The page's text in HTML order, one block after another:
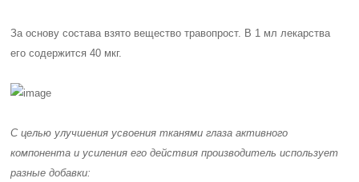
За основу состава взято веществотравопрост. В 1 мл лекарства
его содержится 40 мкг.
С целью улучшения усвоения тканями глаза активного
компонента и усиления его действия производитель использует
разные добавки: